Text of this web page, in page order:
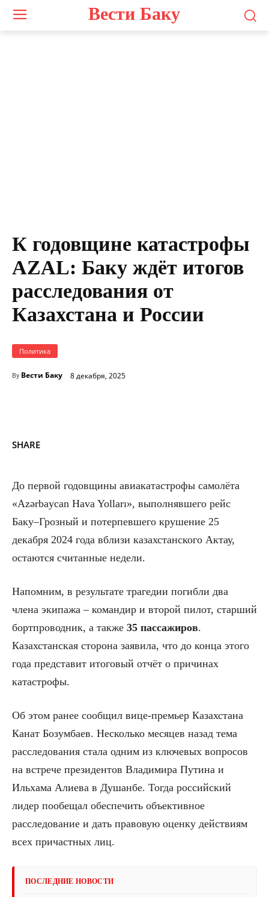
Вести Баку
К годовщине катастрофы
AZAL: Баку ждёт итогов
расследования от
Казахстана и России
Политика
By Вести Баку 8 декабря, 2025
SHARE
До первой годовщины авиакатастрофы самолёта
«Azərbaycan Hava Yolları», выполнявшего рейс
Баку–Грозный и потерпевшего крушение 25
декабря 2024 года вблизи казахстанского Актау,
остаются считанные недели.
Напомним, в результате трагедии погибли два
члена экипажа – командир и второй пилот, старший
бортпроводник, а также 35 пассажиров.
Казахстанская сторона заявила, что до конца этого
года представит итоговый отчёт о причинах
катастрофы.
Об этом ранее сообщил вице-премьер Казахстана
Канат Бозумбаев. Несколько месяцев назад тема
расследования стала одним из ключевых вопросов
на встрече президентов Владимира Путина и
Ильхама Алиева в Душанбе. Тогда российский
лидер пообещал обеспечить объективное
расследование и дать правовую оценку действиям
всех причастных лиц.
ПОСЛЕДНИЕ НОВОСТИ